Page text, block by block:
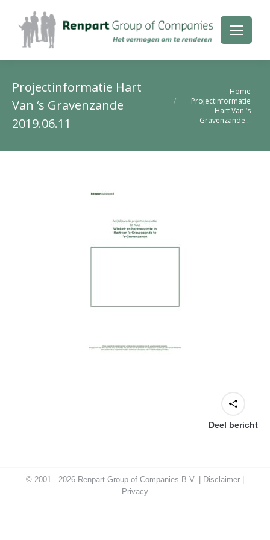
Projectinformatie Hart
Van ‘s Gravenzande
2019.06.11
Home
Projectinformatie
Hart Van ‘s
Gravenzande…
Deel bericht
© 2001 - 2026 Renpart Group of Companies B.V. | Disclaimer
Privacy